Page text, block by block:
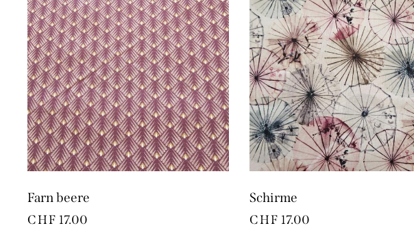
Farn beere
CHF 17.00
Schirme
CHF 17.00